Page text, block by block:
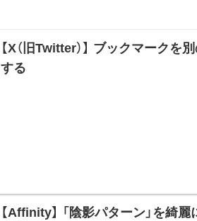
【X（旧Twitter）】 ブックマークを
する
【Affinity】 「陰影パターン」を綺麗